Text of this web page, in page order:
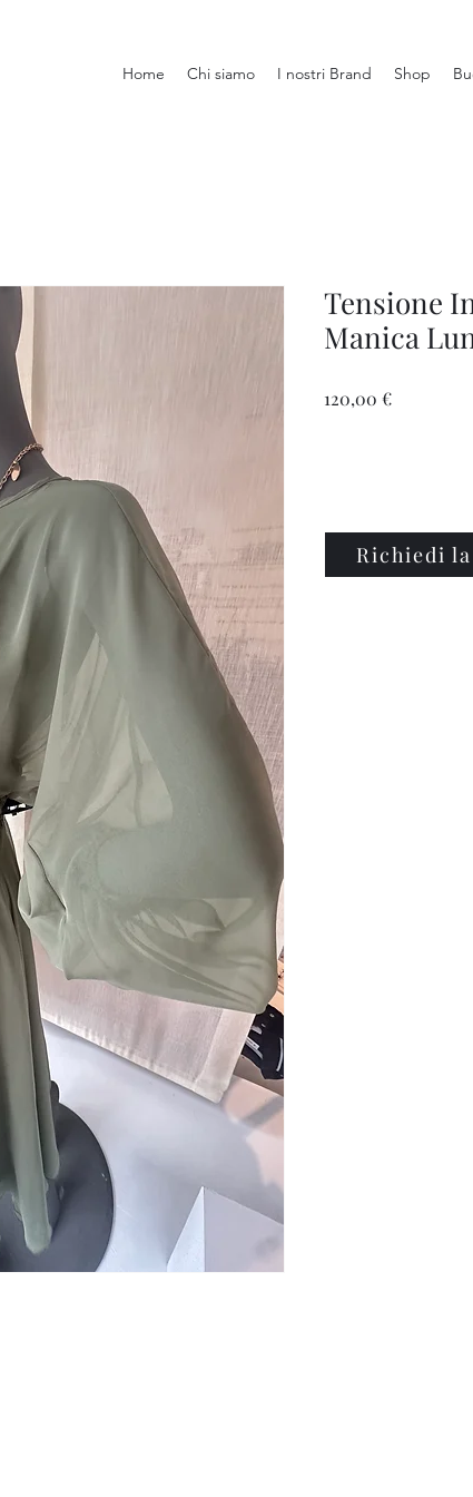
Home Chi siamo I nostri Brand Shop
Tensione
Manica
120,00 €Prezzo
Richiedi